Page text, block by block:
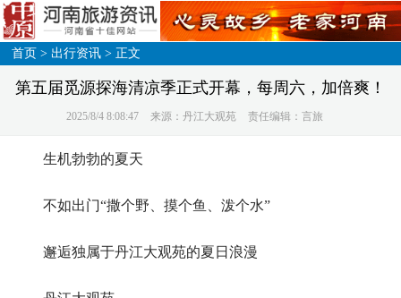
首页 >出行资讯 > 正文
第五届觅源探海清凉季正式开幕，每周六，加倍爽！
2025/8/4 8:08:47 来源：丹江大观苑 责任编辑：言旅
生机勃勃的夏天
不如出门“撒个野、摸个鱼、泼个水”
邂逅独属于丹江大观苑的夏日浪漫